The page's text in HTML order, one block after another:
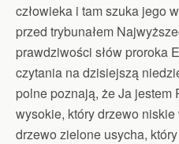
człowieka i tam szuka jego
przed trybunałem
prawdziwości słów proroka
czytania na dzisiejszą
polne poznają, że Ja jestem
wysokie, który drzewo
drzewo zielone usycha,